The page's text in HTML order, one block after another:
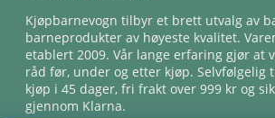
Kjøpbarnevogn tilbyr et brett utvalg av
barneprodukter av høyeste kvalitet.
etablert 2009. Vår lange erfaring gjør at
råd før, under og etter kjøp. Selvfølgelig
kjøp i 45 dager, fri frakt over 999 kr og
gjennom Klarna.